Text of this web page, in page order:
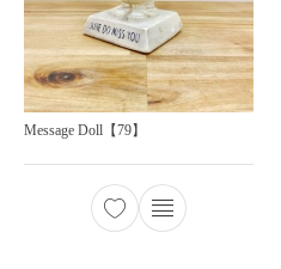
Message Doll【79】